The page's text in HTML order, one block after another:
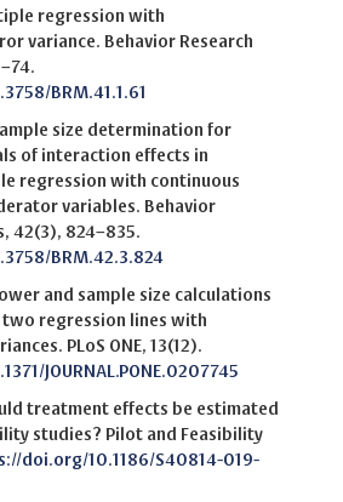
regression with
variance. Behavior Research
BRM.41.1.61
size determination for
of interaction effects in
regression with continuous
variables. Behavior
42(3), 824–835.
BRM.42.3.824
and sample size calculations
regression lines with
PLoS ONE, 13(12).
JOURNAL.PONE.0207745
treatment effects be estimated
studies? Pilot and Feasibility
doi.org/10.1186/S40814-019-